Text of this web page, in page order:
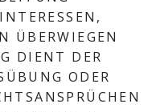
ÜBERWIEGEN
DIENT DER
ODER